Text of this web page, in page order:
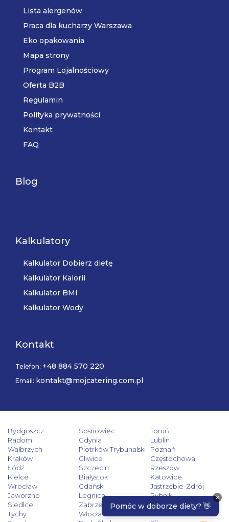
Lista alergenów
Praca dla kucharzy Warszawa
Eko opakowania
Mapa strony
Program Lojalnościowy
Oferta B2B
Regulamin
Polityka prywatności
Kontakt
FAQ
Blog
Kalkulatory
Kalkulator Dobierz dietę
Kalkulator Kalorii
Kalkulator BMI
Kalkulator Wody
Kontakt
Telefon: +48 884 570 220
Email: kontakt@mojcatering.com.pl
Bydgoszcz Sosnowiec
Toruń
Radom
Gdynia
Lublin
Wałbrzych
Piotrków Trybunalski
Poznań
Kraków
Gliwice
Częstochowa
Łódź
Szczecin
Rzeszów
Kielce
Białystok
Katowice
Wrocław
Gdańsk
Jastrzębie-Zdrój
Jaworzno
Legnica
Rybnik
Siedlce
Zabrze
Zielona Góra
Tychy
Włocławek